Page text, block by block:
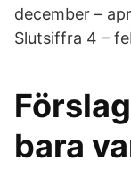
december –
Slutsiffra 4 –
bara